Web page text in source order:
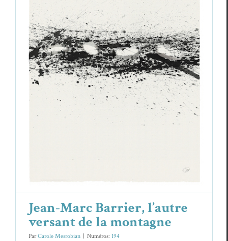
Jean-Marc Barrier, l’autre versant de la
montagne
Essais & Chroniques Jean-Marc Bar­ri­er
Jean-Marc Barrier, l’autre
versant de la montagne
ParCarole Mesrobian Numéros: 194